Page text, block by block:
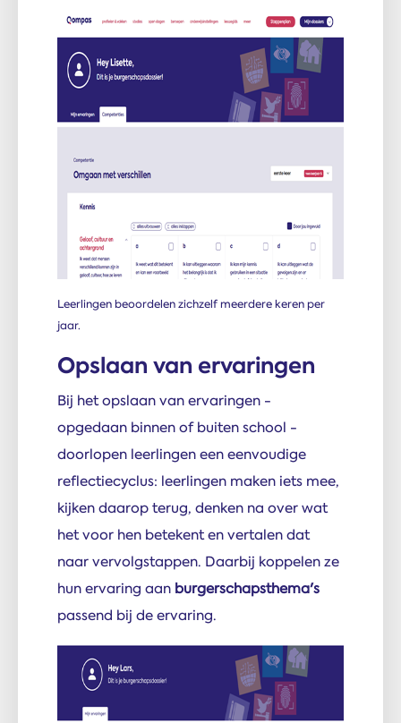
Leerlingen beoordelen zichzelf meerdere keren per
jaar.
Opslaan van ervaringen
Bij het opslaan van ervaringen -
opgedaan binnen of buiten school -
doorlopen leerlingen een eenvoudige
reflectiecyclus: leerlingen maken iets mee,
kijken daarop terug, denken na over wat
het voor hen betekent en vertalen dat
naar vervolgstappen. Daarbij koppelen ze
hun ervaring aan burgerschapsthema's
passend bij de ervaring.